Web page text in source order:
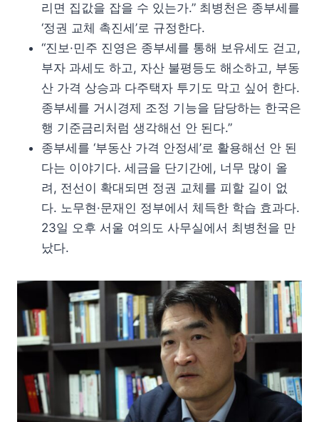
리면 집값을 잡을 수 있는가.” 최병천은 종부세를
‘정권 교체 촉진세’로 규정한다.
“진보·민주 진영은 종부세를 통해 보유세도 걷고,
부자 과세도 하고, 자산 불평등도 해소하고, 부동
산 가격 상승과 다주택자 투기도 막고 싶어 한다.
종부세를 거시경제 조정 기능을 담당하는 한국은
행 기준금리처럼 생각해선 안 된다.”
종부세를 ‘부동산 가격 안정세’로 활용해선 안 된
다는 이야기다. 세금을 단기간에, 너무 많이 올
려, 전선이 확대되면 정권 교체를 피할 길이 없
다. 노무현·문재인 정부에서 체득한 학습 효과다.
23일 오후 서울 여의도 사무실에서 최병천을 만
났다.